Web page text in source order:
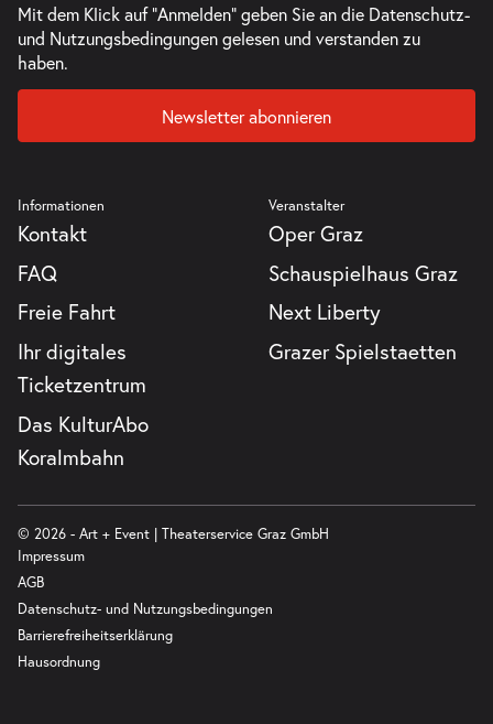
Mit dem Klick auf "Anmelden" geben Sie an die Datenschutz-
und Nutzungsbedingungengelesen und verstanden zu
haben.
Newsletter abonnieren
Informationen
Kontakt
FAQ
Freie Fahrt
Ihr digitales
Ticketzentrum
Das KulturAbo
Koralmbahn
Veranstalter
Oper Graz
Schauspielhaus Graz
Next Liberty
Grazer Spielstaetten
© 2026 - Art + Event | Theaterservice Graz GmbH
Impressum
AGB
Datenschutz- und Nutzungsbedingungen
Barrierefreiheitserklärung
Hausordnung